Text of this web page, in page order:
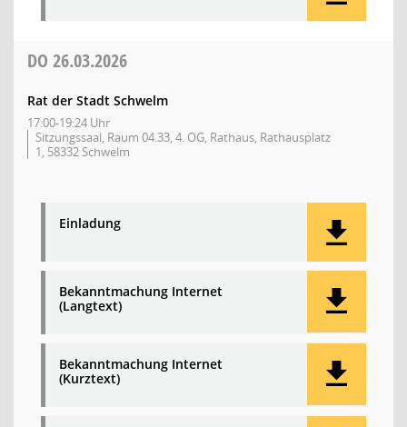
DO 26.03.2026
Rat der Stadt Schwelm
17:00-19:24 Uhr
Sitzungssaal, Raum 04.33, 4. OG, Rathaus, Rathausplatz
1, 58332 Schwelm
Einladung
Bekanntmachung Internet
(Langtext)
Bekanntmachung Internet
(Kurztext)